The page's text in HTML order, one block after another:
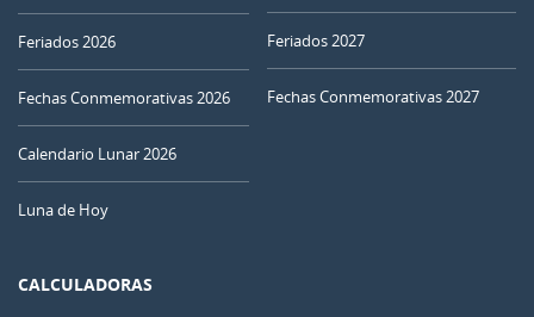
Feriados 2026
Fechas Conmemorativas 2026
Calendario Lunar 2026
Luna de Hoy
Feriados 2027
Fechas Conmemorativas 2027
CALCULADORAS